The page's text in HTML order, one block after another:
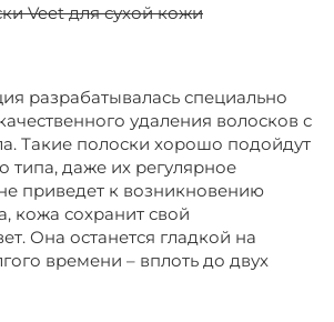
Veet для сухой кожи
разрабатывалась специально
удаления волосков с
Такие полоски хорошо подойдут
типа, даже их регулярное
приведет к возникновению
кожа сохранит свой
Она останется гладкой на
времени – вплоть до двух